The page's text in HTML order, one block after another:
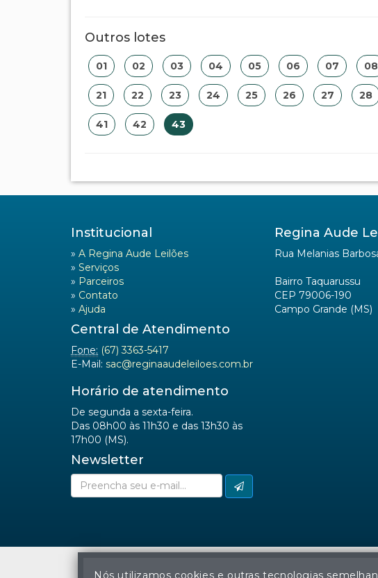
Outros lotes
01 02 03 04 05 06 07 08
21 22 23 24 25 26 27 28
41 42 43
Institucional
» A Regina Aude Leilões
» Serviços
» Parceiros
» Contato
» Ajuda
Central de Atendimento
Fone: (67) 3363-5417
E-Mail: sac@reginaaudeleiloes.com.br
Horário de atendimento
De segunda a sexta-feira.
Das 08h00 às 11h30 e das 13h30 às
17h00 (MS).
Newsletter
Regina Aude
Rua Melanias
Bairro Taquarussu
CEP 79006-190
Campo Grande (MS)
Nós utilizamos cookies e outras tecnologias